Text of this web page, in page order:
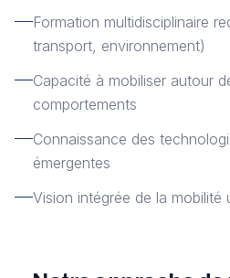
Formation multidisciplinaire
transport, environnement)
Capacité à mobiliser autour
comportements
Connaissance des
émergentes
Vision intégrée de la mobilité